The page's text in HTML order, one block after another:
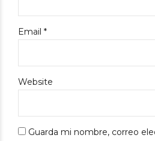
Email *
Website
Guarda mi nombre, correo